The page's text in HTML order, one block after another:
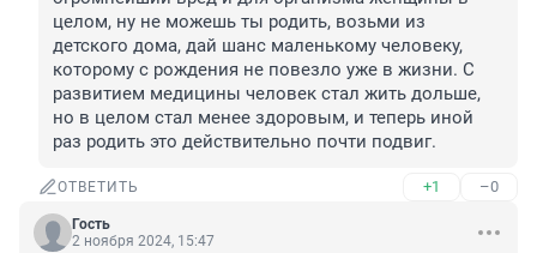
целом, ну не можешь ты родить, возьми из
детского дома, дай шанс маленькому человеку,
которому с рождения не повезло уже в жизни. С
развитием медицины человек стал жить дольше,
но в целом стал менее здоровым, и теперь иной
раз родить это действительно почти подвиг.
ОТВЕТИТЬ +1 –0
Гость
2 ноября 2024, 15:47